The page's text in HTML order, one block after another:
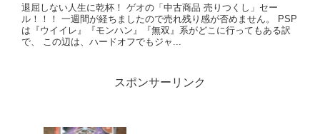
退屈しない人生に乾杯！ ゲオの「中古商品 売りつくし」セー
ル！！！ 一週間が経ちましたので売れ残り感が否めません。 PSP
は『ウイイレ』『モンハン』『無双』系がどこに行ってもある訳
で、 この辺は、ハードオフでもジャ...
スポンサーリンク